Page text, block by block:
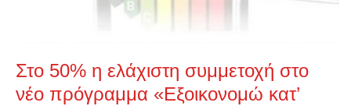
Στο 50% η ελάχιστη συμμετοχή στο
νέο πρόγραμμα «Εξοικονομώ κατ’